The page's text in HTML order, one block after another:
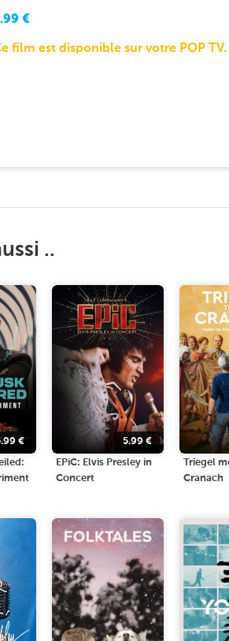
€
film est disponible sur votre POP TV.
..
€ 5.99 €
EPiC: Elvis Presley in
Concert
Triegel
Cranach